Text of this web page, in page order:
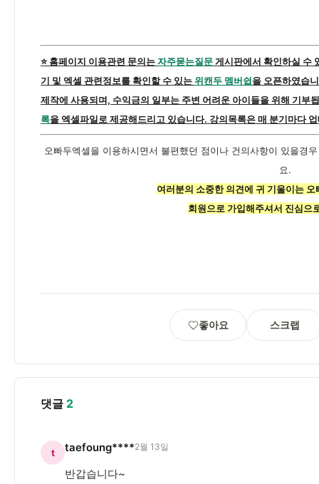
⭐️ 홈페이지 이용관련 문의는자주묻는질문게시판에서 확인하실 수
기 및 엑셀 관련정보를 확인할 수 있는위캔두 멤버쉽을 오픈하였습
제작에 사용되며, 수익금의 일부는 주변 어려운 아이들을 위해 기부
록을 엑셀파일로 제공해드리고 있습니다. 강의목록은 매 분기마다
오빠두엑셀을 이용하시면서 불편했던 점이나 건의사항이 있을경
요.
여러분의 소중한 의견에 귀 기울이는
회원으로 가입해주셔서 진심으
좋아요 스크랩
댓글 2
t taefoung****2월 13일
반갑습니다~